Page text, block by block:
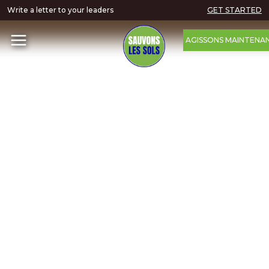
Write a letter to your leaders GET STARTED
AGISSONS